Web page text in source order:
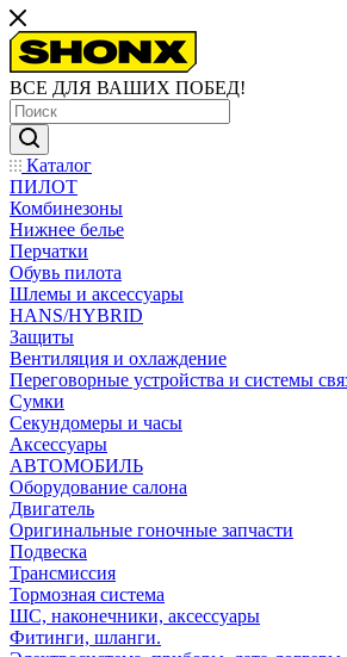
ВСЕ ДЛЯ ВАШИХ ПОБЕД!
Каталог
ПИЛОТ
Комбинезоны
Нижнее белье
Перчатки
Обувь пилота
Шлемы и аксессуары
HANS/HYBRID
Защиты
Вентиляция и охлаждение
Переговорные устройства и системы
Сумки
Секундомеры и часы
Аксессуары
АВТОМОБИЛЬ
Оборудование салона
Двигатель
Оригинальные гоночные запчасти
Подвеска
Трансмиссия
Тормозная система
ШС, наконечники, аксессуары
Фитинги, шланги.